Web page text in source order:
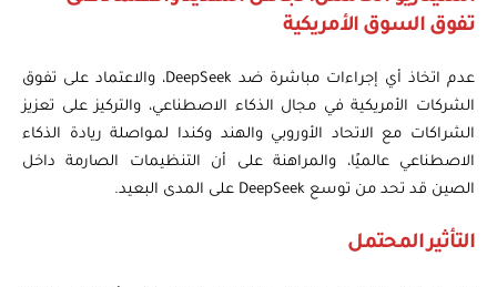
تفوق السوق الأمريكية
عدم اتخاذ أي إجراءات مباشرة ضد DeepSeek، والاعتماد على تفوق
الشركات الأمريكية في مجال الذكاء الاصطناعي، والتركيز على تعزيز
الشراكات مع الاتحاد الأوروبي والهند وكندا لمواصلة ريادة الذكاء
الاصطناعي عالميًا، والمراهنة على أن التنظيمات الصارمة داخل
الصين قد تحد من توسع DeepSeek على المدى البعيد.
التأثير المحتمل